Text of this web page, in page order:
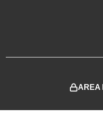
AREA